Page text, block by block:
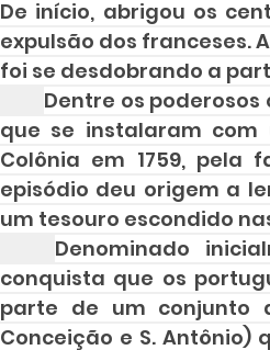
De início, abrigou os
expulsão dos franceses.
foi se desdobrando a
Dentre os
que se instalaram
Colônia em 1759, pela
episódio deu origem a
um tesouro escondido
Denominado
conquista que os
parte de um conjunto
Conceição e S.